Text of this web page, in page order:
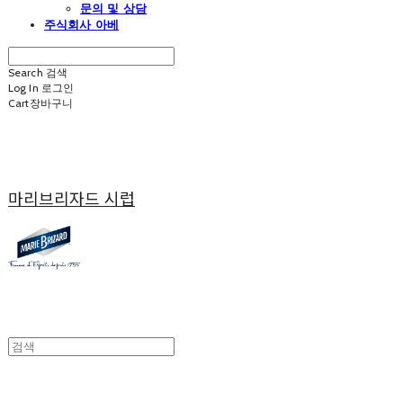
문의 및 상담
주식회사 아베
Search 검색
Log In 로그인
Cart장바구니
마리브리자드 시럽